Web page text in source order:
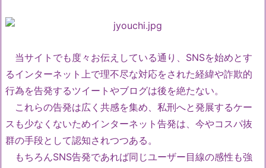
当サイトでも度々お伝えしている通り、SNSを始めとす
るインターネット上で理不尽な対応をされた経緯や詐欺的
行為を告発するツイートやブログは後を絶たない。
これらの告発は広く共感を集め、私刑へと発展するケー
スも少なくないためインターネット告発は、今やコスパ抜
群の手段として認知されつつある。
もちろんSNS告発であれば同じユーザー目線の感性も強